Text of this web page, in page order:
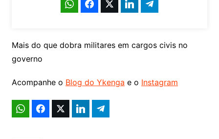
Mais do que dobra militares em cargos civis no
governo
Acompanhe o Blog do Ykenga e o Instagram